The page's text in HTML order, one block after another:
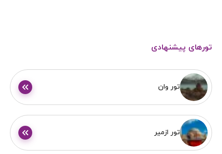
تورهای پیشنهادی
تور وان
تور ازمیر